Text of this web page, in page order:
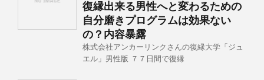
復縁出来る男性へと変わるための
自分磨きプログラムは効果ない
の？内容暴露
株式会社アンカーリンクさんの復縁大学「ジュ
エル」男性版 ７７日間で復縁